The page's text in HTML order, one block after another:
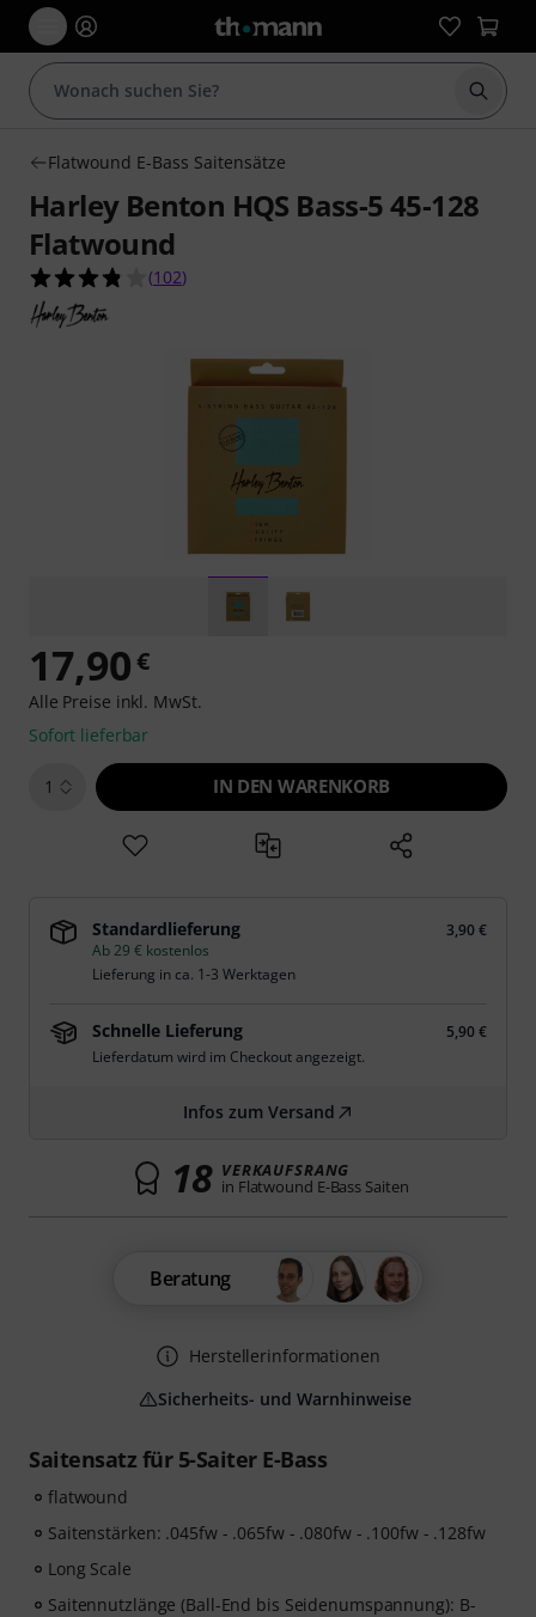
Suche
Flatwound E-Bass Saitensätze
Harley Benton HQS Bass-5 45-128
Flatwound
3.8 von 5 Sternen aus 102 Kundenbewertungen
(102)
Saitensatz für 5-Saiter E-Bass
flatwound
Saitenstärken: .045fw - .065fw - .080fw - .100fw - .128fw
Long Scale
Saitennutzlänge (Ball-End bis Seidenumspannung): B-
17,90€
Alle Preise inkl. MwSt.
Sofort lieferbar
1 IN DEN WARENKORB
Standardlieferung
3,90 €
Ab 29 € kostenlos
Lieferung in ca. 1-3 Werktagen
Schnelle Lieferung
5,90 €
Lieferdatum wird im Checkout angezeigt.
Infos zum Versand
18 VERKAUFSRANG
in Flatwound E-Bass Saiten
Beratung
Herstellerinformationen
Sicherheits- und Warnhinweise